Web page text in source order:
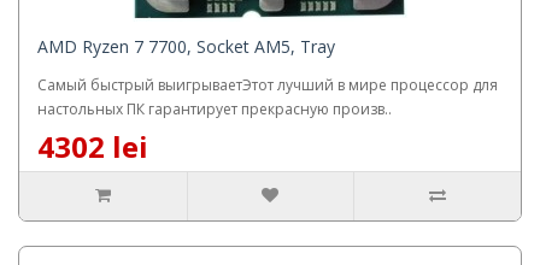
AMD Ryzen 7 7700, Socket AM5, Tray
Самый быстрый выигрываетЭтот лучший в мире процессор для
настольных ПК гарантирует прекрасную произв..
4302 lei